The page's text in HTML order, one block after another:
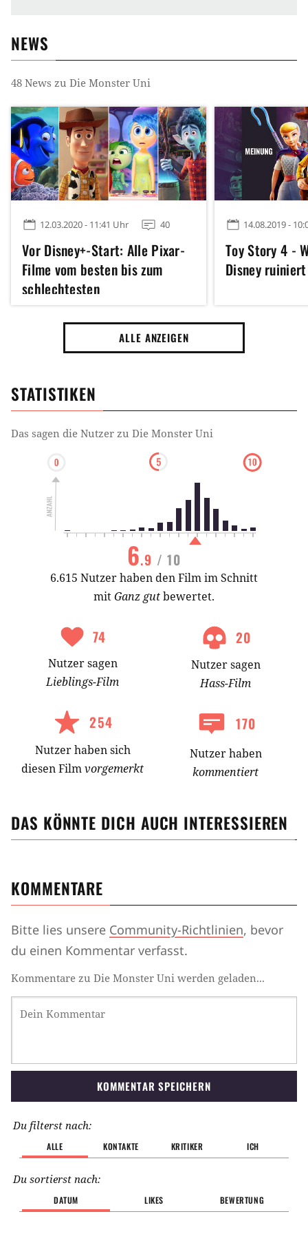
NEWS
48 News zu Die Monster Uni
12.03.2020 - 11:41 Uhr 40
Vor Disney+-Start: Alle Pixar-
Filme vom besten bis zum
schlechtesten
14.08.2019 -
Toy Story 4 -
Disney
ALLE ANZEIGEN
STATISTIKEN
Das sagen die Nutzer zu Die Monster Uni
6.9 / 10
6.615 Nutzer haben den Film im Schnitt
mitGanz gutbewertet.
74
Nutzersagen
Lieblings-Film
20
Nutzersagen
Hass-Film
254
Nutzerhabensich
diesen Filmvorgemerkt
170
Nutzer haben
kommentiert
DAS KÖNNTE DICH AUCH INTERESSIEREN
KOMMENTARE
Bitte lies unsere Community-Richtlinien, bevor
du einen Kommentar verfasst.
Kommentare zu Die Monster Uni werden geladen...
KOMMENTAR SPEICHERN
Du filterst nach:
ALLE KONTAKTE KRITIKER ICH
Du sortierst nach:
DATUM LIKES BEWERTUNG